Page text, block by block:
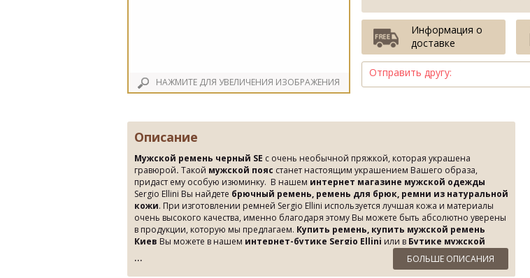
НАЖМИТЕ ДЛЯ УВЕЛИЧЕНИЯ ИЗОБРАЖЕНИЯ
Информация о
доставке
Отправить другу:
Описание
Мужской ремень черный SE с очень необычной пряжкой, которая украшена
гравюрой. Такой мужской пояс станет настоящим украшением Вашего образа,
придаст ему особую изюминку. В нашем интернет магазине мужской одежды
Sergio Ellini Вы найдете брючный ремень, ремень для брюк, ремни из натуральной
кожи. При изготовлении ремней Sergio Ellini используется лучшая кожа и материалы
очень высокого качества, именно благодаря этому Вы можете быть абсолютно уверены
в продукции, которую мы предлагаем. Купить ремень, купить мужской ремень
Киев Вы можете в нашем интернет-бутике Sergio Ellini или в Бутике мужской
в г. Киев по СУПЕРЦЕНЕ!БОЛЬШЕ ОПИСАНИЯ